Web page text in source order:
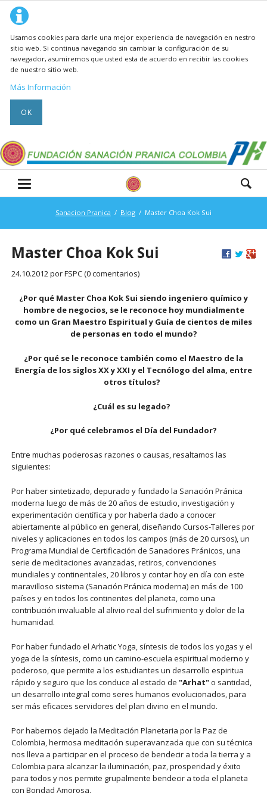
Usamos cookies para darle una mejor experiencia de navegación en nestro
sitio web. Si continua navegando sin cambiar la configuración de su
navegador, asumiremos que usted esta de acuerdo en recibir las cookies
de nuestro sitio web.
Más Información
OK
Sanacion Pranica Blog Master Choa Kok Sui
Master Choa Kok Sui
24.10.2012por FSPC (0 comentarios)
¿Por qué Master Choa Kok Sui siendo ingeniero químico y
hombre de negocios, se le reconoce hoy mundialmente
como un Gran Maestro Espiritual y Guía de cientos de miles
de personas en todo el mundo?
¿Por qué se le reconoce también como el Maestro de la
Energía de los siglos XX y XXI y el Tecnólogo del alma, entre
otros títulos?
¿Cuál es su legado?
¿Por qué celebramos el Día del Fundador?
Entre muchas poderosas razones o causas, resaltamos las
siguientes:
Por haber sintetizado, depurado y fundado la Sanación Pránica
moderna luego de más de 20 años de estudio, investigación y
experimentación científica y por haberla dado a conocer
abiertamente al público en general, diseñando Cursos-Talleres por
niveles y aplicaciones en todos los campos (más de 20 cursos), un
Programa Mundial de Certificación de Sanadores Pránicos, una
serie de meditaciones avanzadas, retiros, convenciones
mundiales y continentales, 20 libros y contar hoy en día con este
maravilloso sistema (Sanación Pránica moderna) en más de 100
países y en todos los continentes del planeta, como una
contribución invaluable al alivio real del sufrimiento y dolor de la
humanidad.
Por haber fundado el Arhatic Yoga, síntesis de todos los yogas y el
yoga de la síntesis, como un camino-escuela espiritual moderno y
poderoso, que permite a los estudiantes un desarrollo espiritua
rápido y seguro que los conduce al estado de "Arhat"o santidad,
un desarrollo integral como seres humanos evolucionados, para
ser más eficaces servidores del plan divino en el mundo.
Por habernos dejado la Meditación Planetaria por la Paz de
Colombia, hermosa meditación superavanzada que con su técnica
nos lleva a participar en el proceso de bendecir a toda la tierra y a
Colombia para alcanzar la iluminación, paz, prosperidad y éxito
para todos y nos permite grupalmente bendecir a toda el planeta
con Bondad Amorosa.